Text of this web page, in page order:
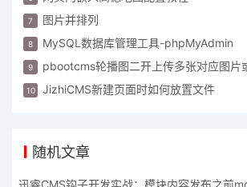
图片并排列
MySQL数据库管理工具-phpMyAdmin
pbootcms轮播图二开上传多张对应图片
JizhiCMS新建页面时如何放置文件
随机文章